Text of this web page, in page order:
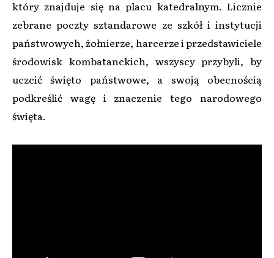
który znajduje się na placu katedralnym. Licznie
zebrane poczty sztandarowe ze szkół i instytucji
państwowych, żołnierze, harcerze i przedstawiciele
środowisk kombatanckich, wszyscy przybyli, by
uczcić święto państwowe, a swoją obecnością
podkreślić wagę i znaczenie tego narodowego
święta.